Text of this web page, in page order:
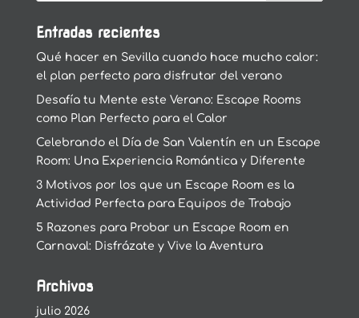
Entradas recientes
Qué hacer en Sevilla cuando hace mucho calor:
el plan perfecto para disfrutar del verano
Desafía tu Mente este Verano: Escape Rooms
como Plan Perfecto para el Calor
Celebrando el Día de San Valentín en un Escape
Room: Una Experiencia Romántica y Diferente
3 Motivos por los que un Escape Room es la
Actividad Perfecta para Equipos de Trabajo
5 Razones para Probar un Escape Room en
Carnaval: Disfrázate y Vive la Aventura
Archivos
julio 2026